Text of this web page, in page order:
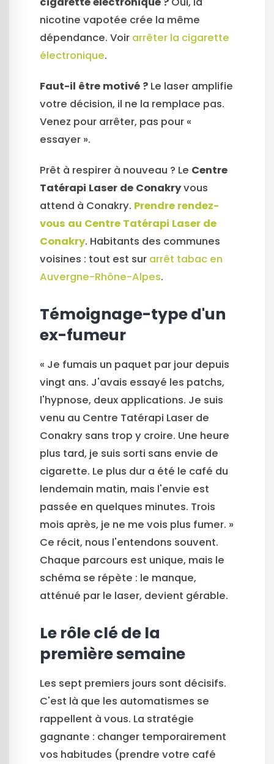
nicotine vapotée crée la même
dépendance. Voir arrêter la cigarette
électronique.
Faut-il être motivé ? Le laser amplifie
votre décision, il ne la remplace pas.
Venez pour arrêter, pas pour «
essayer ».
Prêt à respirer à nouveau ? Le Centre
Tatérapi Laser de Conakryvous
attend à Conakry. Prendre rendez-
vous au Centre Tatérapi Laser de
Conakry. Habitants des communes
voisines : tout est sur arrêt tabac en
Auvergne-Rhône-Alpes.
Témoignage-type d'un
ex-fumeur
« Je fumais un paquet par jour depuis
vingt ans. J'avais essayé les patchs,
l'hypnose, deux applications. Je suis
venu au Centre Tatérapi Laser de
Conakry sans trop y croire. Une heure
plus tard, je suis sorti sans envie de
cigarette. Le plus dur a été le café du
lendemain matin, mais l'envie est
passée en quelques minutes. Trois
mois après, je ne me vois plus fumer. »
Ce récit, nous l'entendons souvent.
Chaque parcours est unique, mais le
schéma se répète : le manque,
atténué par le laser, devient gérable.
Le rôle clé de la
première semaine
Les sept premiers jours sont décisifs.
C'est là que les automatismes se
rappellent à vous. La stratégie
gagnante : changer temporairement
vos habitudes (prendre votre café